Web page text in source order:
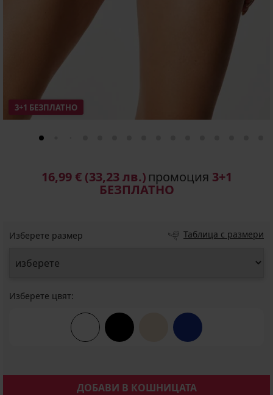
3+1 БЕЗПЛАТНО
16,99 € (33,23 лв.) промоция 3+1
БЕЗПЛАТНО
Изберете размер Таблица с размери
Изберете цвят:
ДОБАВИ В КОШНИЦАТА